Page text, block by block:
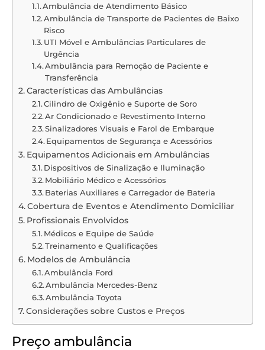
Ambulância de Atendimento Básico
Ambulância de Transporte de Pacientes de Baixo
Risco
UTI Móvel e Ambulâncias Particulares de
Urgência
Ambulância para Remoção de Paciente e
Transferência
Características das Ambulâncias
Cilindro de Oxigênio e Suporte de Soro
Ar Condicionado e Revestimento Interno
Sinalizadores Visuais e Farol de Embarque
Equipamentos de Segurança e Acessórios
Equipamentos Adicionais em Ambulâncias
Dispositivos de Sinalização e Iluminação
Mobiliário Médico e Acessórios
Baterias Auxiliares e Carregador de Bateria
Cobertura de Eventos e Atendimento Domiciliar
Profissionais Envolvidos
Médicos e Equipe de Saúde
Treinamento e Qualificações
Modelos de Ambulância
Ambulância Ford
Ambulância Mercedes-Benz
Ambulância Toyota
Considerações sobre Custos e Preços
Preço ambulância